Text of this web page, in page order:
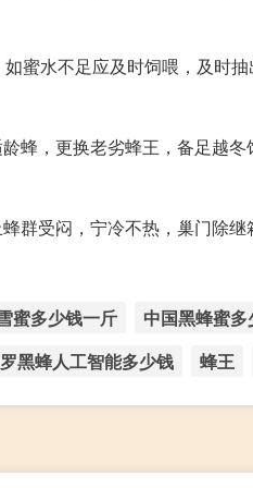
蜜水不足应及时饲喂，及时
蜂，更换老劣蜂王，备足越
群受闷，宁冷不热，巢门除
蜜多少钱一斤 中国黑蜂蜜
黑蜂人工智能多少钱 蜂王